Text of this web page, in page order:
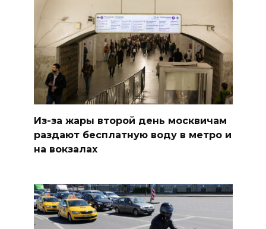
Из-за жары второй день москвичам
раздают бесплатную воду в метро и
на вокзалах